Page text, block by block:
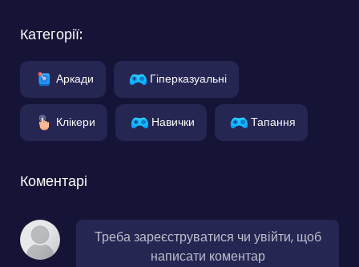
Категорії:
Аркади Гіперказуальні
Клікери Навички Тапання
Коментарі
Треба зареєструватися чи увійти, щоб
написати коментар